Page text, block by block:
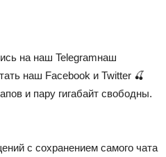
на наш Telegramнаш
наш Facebook и Twitter 🍒
и пару гигабайт свободны.
с сохранением самого чата